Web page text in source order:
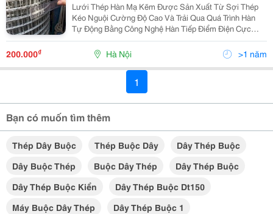
Lưới Thép Hàn Mạ Kẽm Được Sản Xuất Từ Sợi Thép
Kéo Nguội Cường Độ Cao Và Trải Qua Quá Trình Hàn
Tự Động Bằng Công Nghệ Hàn Tiếp Điểm Điện Cực
Nóng Chảy Nên Có Khả Năng Chịu Lực Cao Hơn Hẳn
So Với Các Loại Lưới Thép Buộc Dây Thông Dụng
Được Hàn Bằng...
200.000₫ Hà Nội >1 năm
1
Bạn có muốn tìm thêm
Thép Dây Buộc Thép Buộc Dây
Dây Thép Buộc
Dây Buộc Thép
Buộc Dây Thép
Dây Thép Buộc
Dây Thép Buộc Kiển
Dây Thép Buộc Dt150
Máy Buộc Dây Thép
Dây Thép Buộc 1